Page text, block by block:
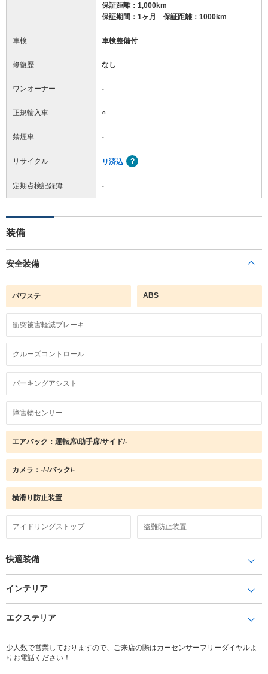
保証距離：1,000km
保証期間：1ヶ月 保証距離：1000km
車検 車検整備付
修復歴 なし
ワンオーナー -
正規輸入車 ○
禁煙車 -
リサイクル リ済込
定期点検記録簿 -
装備
安全装備
パワステ ABS
衝突被害軽減ブレーキ
クルーズコントロール
パーキングアシスト
障害物センサー
エアバック：運転席/助手席/サイド/-
カメラ：-/-/バック/-
横滑り防止装置
アイドリングストップ 盗難防止装置
快適装備
インテリア
エクステリア
少人数で営業しておりますので、ご来店の際はカーセンサーフリーダイヤルよ
りお電話ください！